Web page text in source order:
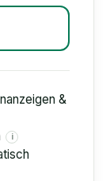
&
i